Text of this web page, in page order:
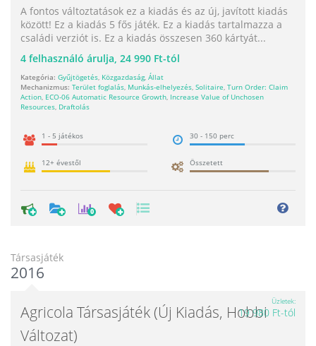
A fontos változtatások ez a kiadás és az új, javított kiadás
között! Ez a kiadás 5 fős játék. Ez a kiadás tartalmazza a
családi verziót is. Ez a kiadás összesen 360 kártyát...
4 felhasználó árulja, 24 990 Ft-tól
Kategória: Gyűjtögetés Közgazdaság, Állat
Mechanizmus: Terület foglalás Munkás-elhelyezés Solitaire Turn Order: Claim
Action ECO-06 Automatic Resource Growth Increase Value of Unchosen
Resources Draftolás
1 - 5 játékos 30 - 150 perc
12+ évestől Összetett
0
Társasjáték
2016
Agricola Társasjáték (új Kiadás, Hobbi
Változat)
Üzletek
19 980 Ft-tól